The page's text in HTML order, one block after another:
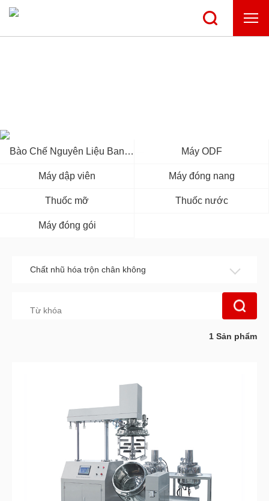
Bào Chế Nguyên Liệu Ban
Đầu
Máy ODF
Máy dập viên Máy đóng nang
Thuốc mỡ Thuốc nước
Máy đóng gói
Chất nhũ hóa trộn chân không
1 Sản phẩm